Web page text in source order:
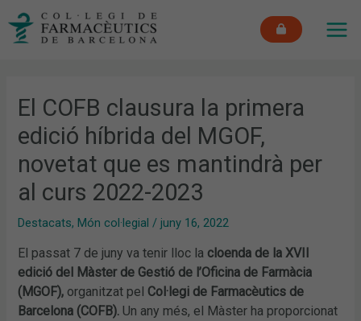
El COFB clausura la primera
edició híbrida del MGOF,
novetat que es mantindrà per
al curs 2022-2023
Destacats, Món col·legial /juny 16, 2022
El passat 7 de juny va tenir lloc la cloenda de la XVII
edició del Màster de Gestió de l’Oficina de Farmàcia
(MGOF), organitzat pel Col·legi de Farmacèutics de
Barcelona (COFB). Un any més, el Màster ha proporcionat